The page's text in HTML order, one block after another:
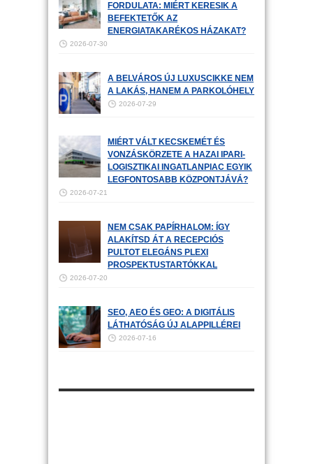
FORDULATA: MIÉRT KERESIK A
BEFEKTETŐK AZ
ENERGIATAKARÉKOS HÁZAKAT?
2026-07-30
A BELVÁROS ÚJ LUXUSCIKKE NEM
A LAKÁS, HANEM A PARKOLÓHELY
2026-07-29
MIÉRT VÁLT KECSKEMÉT ÉS
VONZÁSKÖRZETE A HAZAI IPARI-
LOGISZTIKAI INGATLANPIAC EGYIK
LEGFONTOSABB KÖZPONTJÁVÁ?
2026-07-21
NEM CSAK PAPÍRHALOM: ÍGY
ALAKÍTSD ÁT A RECEPCIÓS
PULTOT ELEGÁNS PLEXI
PROSPEKTUSTARTÓKKAL
2026-07-20
SEO, AEO ÉS GEO: A DIGITÁLIS
LÁTHATÓSÁG ÚJ ALAPPILLÉREI
2026-07-16